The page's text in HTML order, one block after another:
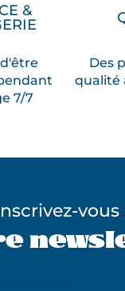
&
7/7
Des
qualité
vous